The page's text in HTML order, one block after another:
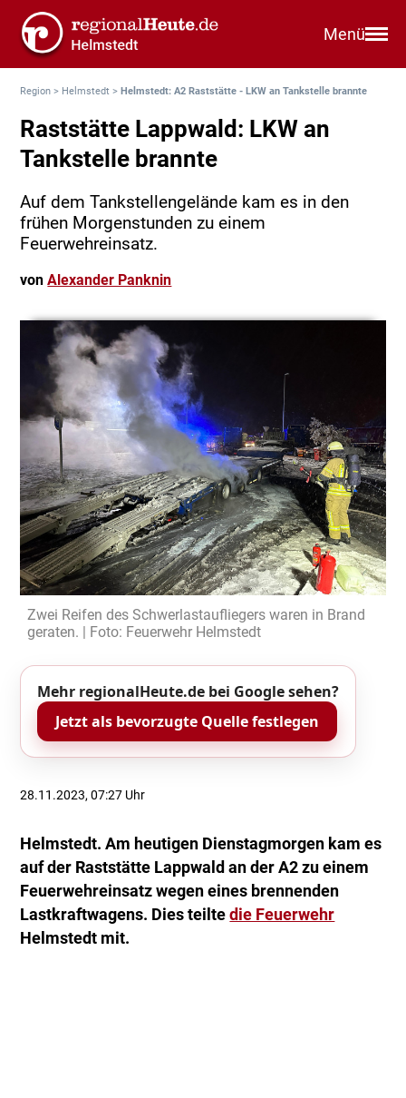
Menü
Region > Helmstedt >Helmstedt: A2 Raststätte - LKW an Tankstelle brannte
Raststätte Lappwald: LKW an
Tankstelle brannte
Auf dem Tankstellengelände kam es in den
frühen Morgenstunden zu einem
Feuerwehreinsatz.
vonAlexander Panknin
Zwei Reifen des Schwerlastaufliegers waren in Brand
geraten. | Foto: Feuerwehr Helmstedt
Mehr regionalHeute.de bei Google sehen?
Jetzt als bevorzugte Quelle festlegen
28.11.2023, 07:27 Uhr
Helmstedt. Am heutigen Dienstagmorgen kam es
auf der Raststätte Lappwald an der A2 zu einem
Feuerwehreinsatz wegen eines brennenden
Lastkraftwagens. Dies teiltedie Feuerwehr
Helmstedt mit.